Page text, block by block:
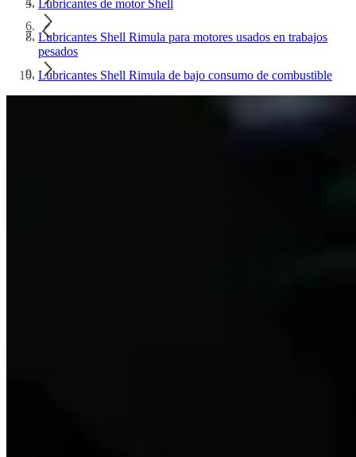
Lubricantes de motor Shell
Lubricantes Shell Rimula para motores usados en trabajos
pesados
Lubricantes Shell Rimula de bajo consumo de combustible